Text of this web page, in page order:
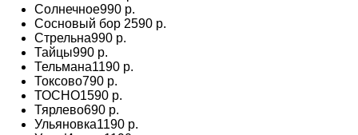
Солнечное990 р.
Сосновый бор 2590 р.
Стрельна990 р.
Тайцы990 р.
Тельмана1190 р.
Токсово790 р.
ТОСНО1590 р.
Тярлево690 р.
Ульяновка1190 р.